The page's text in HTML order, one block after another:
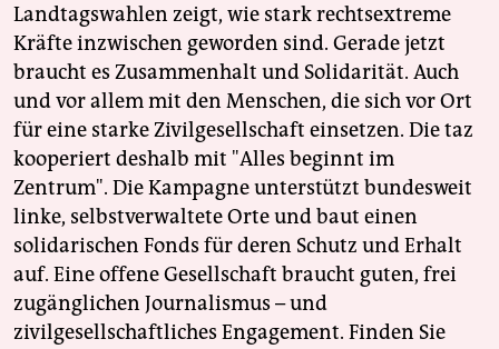
Landtagswahlen zeigt, wie stark rechtsextreme
Kräfte inzwischen geworden sind. Gerade jetzt
braucht es Zusammenhalt und Solidarität. Auch
und vor allem mit den Menschen, die sich vor Ort
für eine starke Zivilgesellschaft einsetzen. Die taz
kooperiert deshalb mit "Alles beginnt im
Zentrum". Die Kampagne unterstützt bundesweit
linke, selbstverwaltete Orte und baut einen
solidarischen Fonds für deren Schutz und Erhalt
auf. Eine offene Gesellschaft braucht guten, frei
zugänglichen Journalismus – und
zivilgesellschaftliches Engagement. Finden Sie